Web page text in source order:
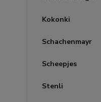
Kokonki
Schachenmayr
Scheepjes
Stenli